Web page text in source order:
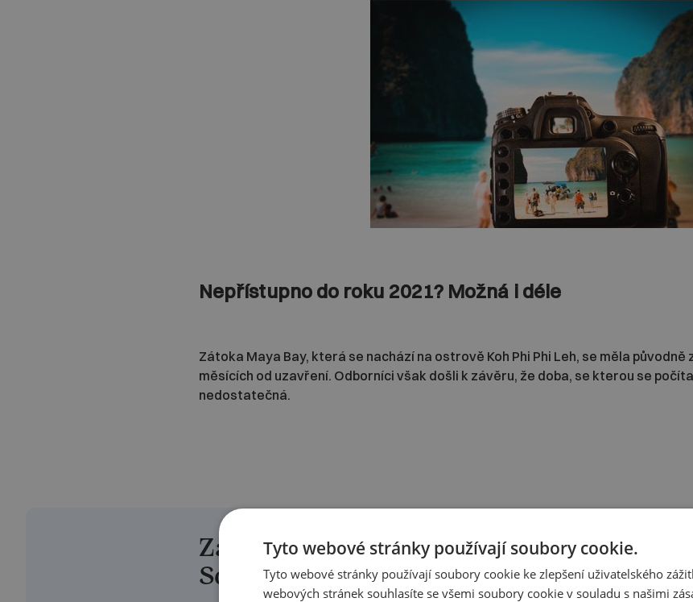
Nepřístupno do roku 2021? Možná i déle
Zátoka Maya Bay, která se nachází na ostrově Koh Phi Phi Leh, se měla
měsících od uzavření. Odborníci však došli k závěru, že doba, se kterou se
nedostatečná.
Zaujal vás článek?
Sdílejte jej dále:
Tyto webové stránky používají soubory cookie.
Tyto webové stránky používají soubory cookie ke zlepšení uživatelského
webových stránek souhlasíte se všemi soubory cookie v souladu s našimi